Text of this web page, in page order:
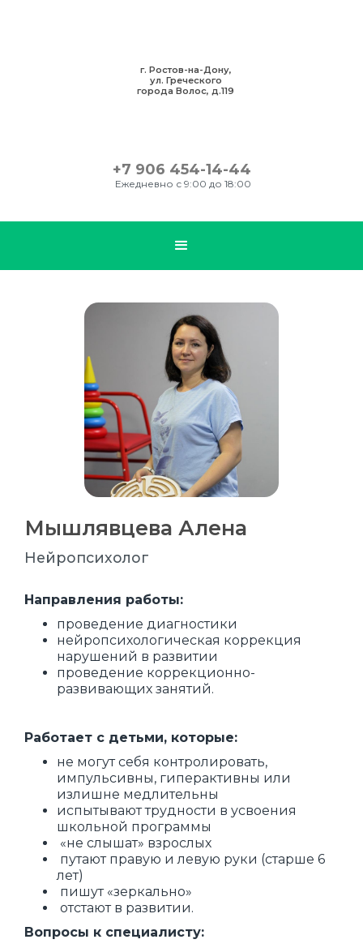
г. Ростов-на-Дону,
ул. Греческого
города Волос, д.119
+7 906 454-14-44
Ежедневно с 9:00 до 18:00
Мышлявцева Алена
Нейропсихолог
Направления работы:
проведение диагностики
нейропсихологическая коррекция
нарушений в развитии
проведение коррекционно-
развивающих занятий.
Работает с детьми, которые:
не могут себя контролировать,
импульсивны, гиперактивны или
излишне медлительны
испытывают трудности в усвоения
школьной программы
«не слышат» взрослых
путают правую и левую руки (старше 6
лет)
пишут «зеркально»
отстают в развитии.
Вопросы к специалисту: